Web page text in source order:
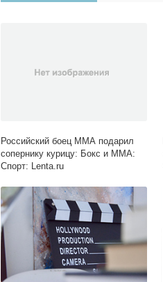
Российский боец ММА подарил
сопернику курицу: Бокс и ММА:
Спорт: Lenta.ru